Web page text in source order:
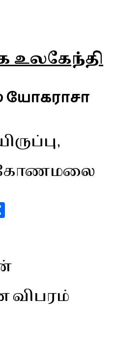
யோகராசா
விபரம்